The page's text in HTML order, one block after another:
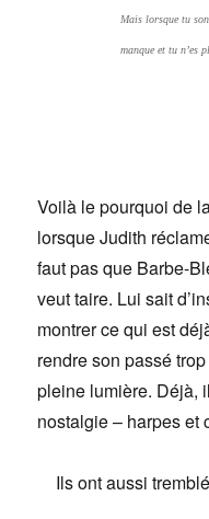
Mais lorsque tu
manque et tu n’es
Voilà le pourquoi de
lorsque Judith
faut pas que Barbe-
veut taire. Lui sait
montrer ce qui est
rendre son passé
pleine lumière. Déjà,
nostalgie – harpes et
Ils ont aussi